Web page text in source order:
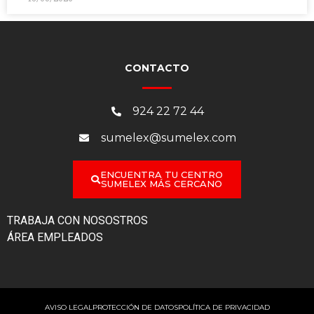
CONTACTO
924 22 72 44
sumelex@sumelex.com
ENCUENTRA TU CENTRO
SUMELEX MÁS CERCANO
TRABAJA CON NOSOSTROS
ÁREA EMPLEADOS
AVISO LEGALPROTECCIÓN DE DATOSPOLÍTICA DE PRIVACIDAD